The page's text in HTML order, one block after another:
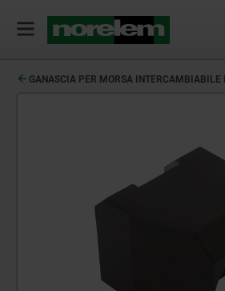
GANASCIA PER MORSA INTERCAMBIABILE